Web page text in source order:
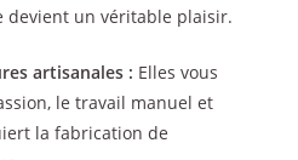
devient un véritable plaisir.
artisanales : Elles vous
le travail manuel et
la fabrication de